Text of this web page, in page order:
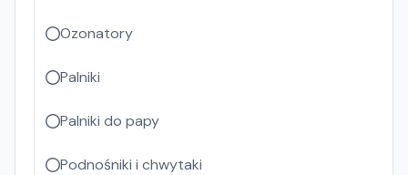
Ozonatory
Palniki
Palniki do papy
Podnośniki i chwytaki